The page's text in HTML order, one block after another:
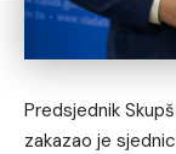
Predsjednik
zakazao je